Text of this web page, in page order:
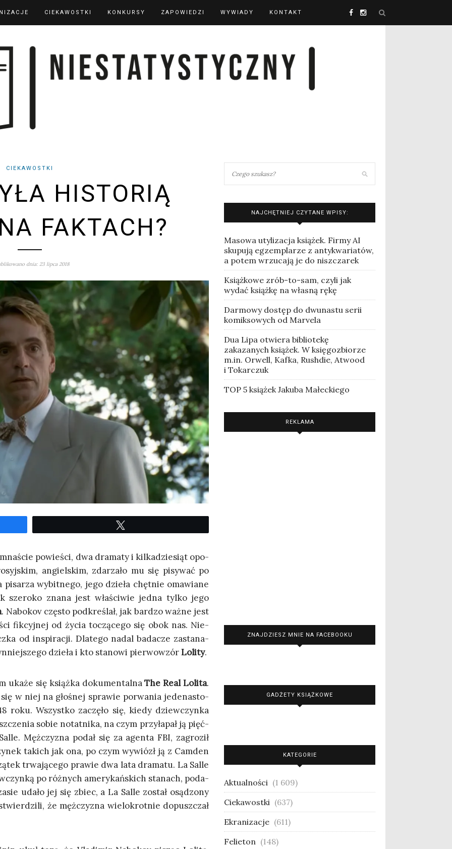
CIEKAWOSTKI KONKURSY ZAPOWIEDZI WYWIADY KONTAKT
CIEKAWOSTKI
HISTORIĄ
FAKTACH?
dnia: 23 lipca 2018
powie­ści, dwa dra­ma­ty i kil­ka­dzie­siąt opo­
angiel­skim, zda­rza­ło mu się pisy­wać po
wybit­ne­go, jego dzie­ła chęt­nie oma­wia­ne
sze­ro­ko zna­na jest wła­ści­wie jed­na tyl­ko jego
. Nabo­kov czę­sto pod­kre­ślał, jak bar­dzo waż­ne jest
fik­cyj­nej od życia toczą­ce­go się obok nas. Nie­
od inspi­ra­cji. Dla­te­go nadal bada­cze zasta­na­
dzie­ła i kto sta­no­wi pier­wo­wzórLoli­ty.
uka­że się książ­ka doku­men­tal­naThe Real Loli­ta.
w niej na gło­śnej spra­wie porwa­nia jede­na­sto­
roku. Wszyst­ko zaczę­ło się, kie­dy dziew­czyn­ka
sobie notat­ni­ka, na czym przy­ła­pał ją pięć­
Męż­czy­zna podał się za agen­ta FBI, zagro­ził
takich jak ona, po czym wywiózł ją z Cam­den
trwa­ją­ce­go pra­wie dwa lata dra­ma­tu. La Sal­le
po róż­nych ame­ry­kań­skich sta­nach, poda­
uda­ło jej się zbiec, a La Sal­le został osą­dzo­ny
że męż­czy­zna wie­lo­krot­nie dopusz­czał
NAJCHĘTNIEJ CZYTANE WPISY:
Masowa utylizacja książek. Firmy AI
skupują egzemplarze z antykwariatów,
a potem wrzucają je do niszczarek
Książkowe zrób-to-sam, czyli jak
wydać książkę na własną rękę
Darmowy dostęp do dwunastu serii
komiksowych od Marvela
Dua Lipa otwiera bibliotekę
zakazanych książek. W księgozbiorze
m.in. Orwell, Kafka, Rushdie, Atwood
i Tokarczuk
TOP 5 książek Jakuba Małeckiego
REKLAMA
ZNAJDZIESZ MNIE NA FACEBOOKU
GADŻETY KSIĄŻKOWE
KATEGORIE
Aktualności (1 609)
Ciekawostki (637)
Ekranizacje (611)
Felieton (148)